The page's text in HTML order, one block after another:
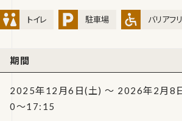
トイレ 駐車場 バリアフ
期間
2025年12月6日(土) ～ 2026年2月8
0～17:15